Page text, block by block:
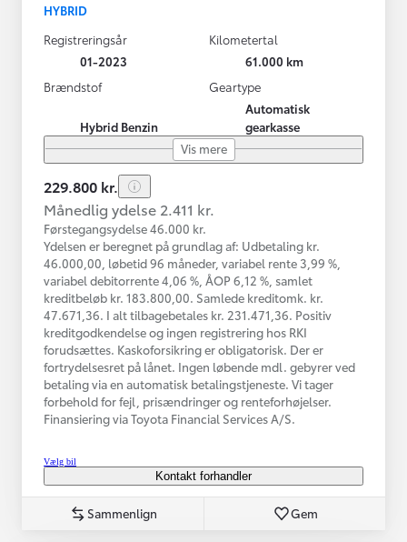
HYBRID
Registreringsår
01-2023
Kilometertal
61.000 km
Brændstof
Hybrid Benzin
Geartype
Automatisk
gearkasse
Vis mere
229.800 kr.
Månedlig ydelse 2.411 kr.
Førstegangsydelse 46.000 kr.
Ydelsen er beregnet på grundlag af: Udbetaling kr.
46.000,00, løbetid 96 måneder, variabel rente 3,99 %,
variabel debitorrente 4,06 %, ÅOP 6,12 %, samlet
kreditbeløb kr. 183.800,00. Samlede kreditomk. kr.
47.671,36. I alt tilbagebetales kr. 231.471,36. Positiv
kreditgodkendelse og ingen registrering hos RKI
forudsættes. Kaskoforsikring er obligatorisk. Der er
fortrydelsesret på lånet. Ingen løbende mdl. gebyrer ved
betaling via en automatisk betalingstjeneste. Vi tager
forbehold for fejl, prisændringer og renteforhøjelser.
Finansiering via Toyota Financial Services A/S.
Vælg bil
Kontakt forhandler
Sammenlign Gem